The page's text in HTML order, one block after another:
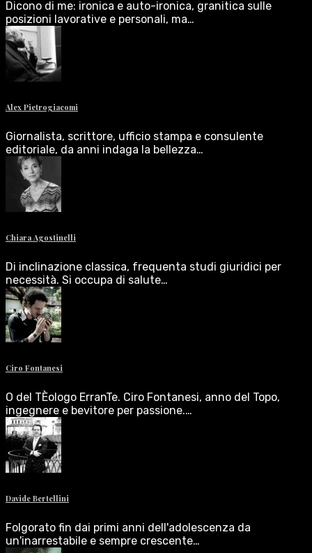
Dicono di me: ironica e auto-ironica, granitica sulle
posizioni lavorative e personali, ma…
Alex Pietrogiacomi
Giornalista, scrittore, ufficio stampa e consulente
editoriale, da anni indaga la bellezza…
Chiara Agostinelli
Di inclinazione classica, frequenta studi giuridici per
necessità. Si occupa di salute…
Ciro Fontanesi
O del TÈologo ErranTe. Ciro Fontanesi, anno del Topo,
ingegnere e bevitore per passione.…
Davide Bertellini
Folgorato fin dai primi anni dell'adolescenza da
un'inarrestabile e sempre crescente…